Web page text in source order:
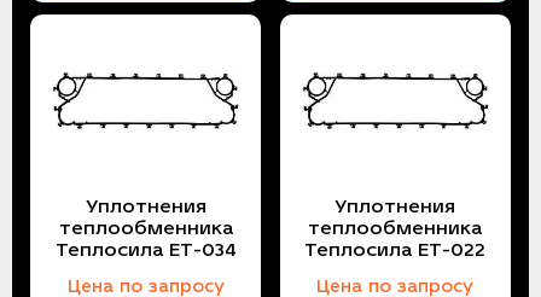
Уплотнения
теплообменника
Теплосила ЕТ-034
Цена по запросу
Уплотнения
теплообменника
Теплосила ЕТ-022
Цена по запросу